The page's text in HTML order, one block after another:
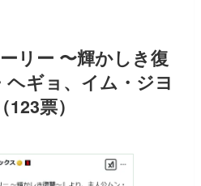
リー 〜輝かしき復
ギョ、イム・ジヨ
票）